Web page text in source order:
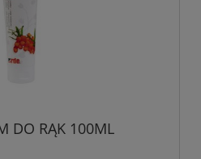
DO RĄK 100ML